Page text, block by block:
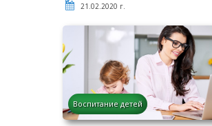
21.02.2020 г.
Воспитание детей